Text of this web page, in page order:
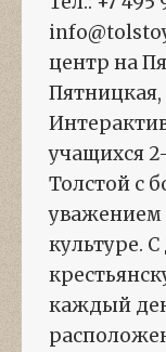
центр на
Пятницкая,
учащихся
Толстой с
уважением
культуре. С
каждый